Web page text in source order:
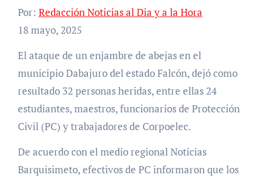
Por: Redacción Noticias al Dia y a la Hora
18 mayo, 2025
El ataque de un enjambre de abejas en el
municipio Dabajuro del estado Falcón, dejó como
resultado 32 personas heridas, entre ellas 24
estudiantes, maestros, funcionarios de Protección
Civil (PC) y trabajadores de Corpoelec.
De acuerdo con el medio regional Noticias
Barquisimeto, efectivos de PC informaron que los